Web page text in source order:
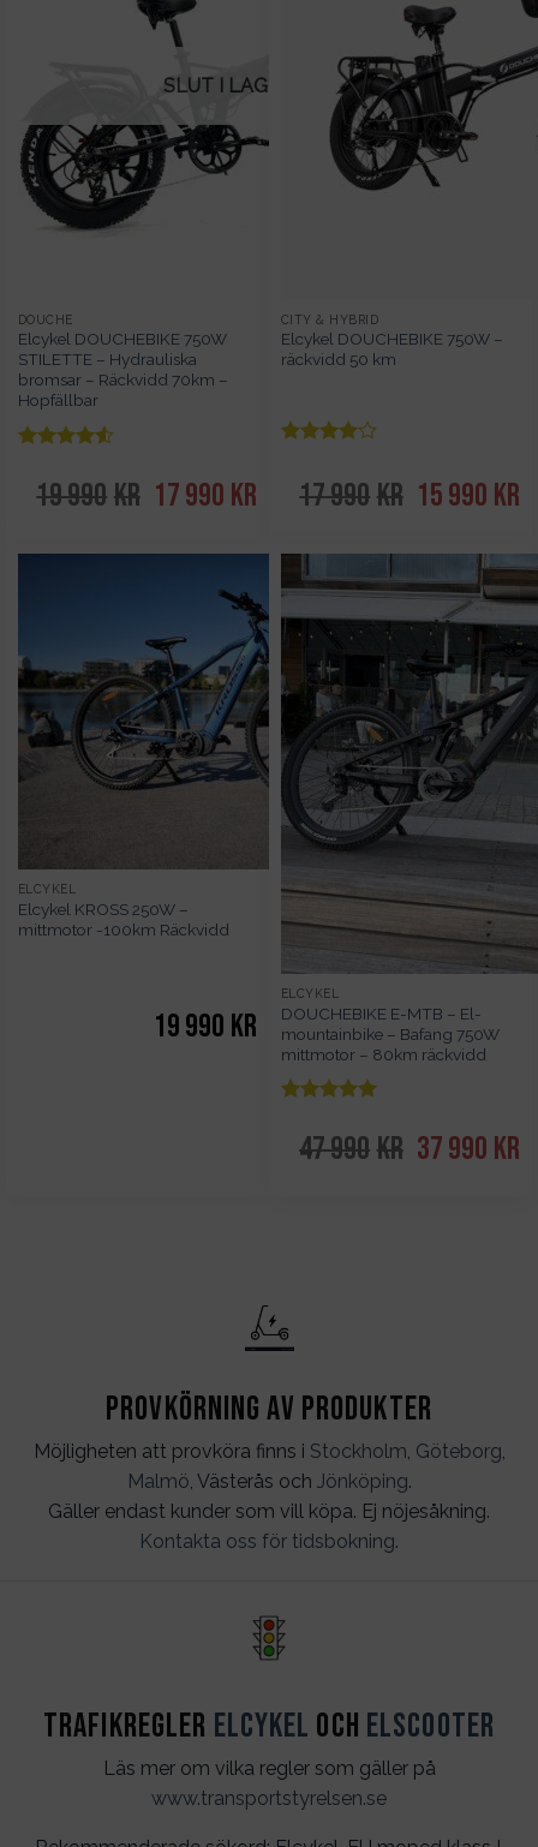
SLUT I LAGER
DOUCHE
Elcykel DOUCHEBIKE 750W
STILETTE – Hydrauliska
bromsar – Räckvidd 70km –
Hopfällbar
av 5
19 990kr Det
ursprungliga
var:
17 990 kr nuvarande
är:
990kr.
CITY & HYBRID
Elcykel DOUCHEBIKE 750W –
räckvidd 50 km
av 5
17 990kr Det
ursprungliga
var:
17
990kr.
15 990 kr
15
ELCYKEL
Elcykel KROSS 250W –
mittmotor -100km Räckvidd
19 990 kr
ELCYKEL
DOUCHEBIKE E-MTB – El-
mountainbike – Bafang 750W
mittmotor – 80km räckvidd
av 5
47 990kr Det
ursprungliga
37 990 kr
Provkörning av produkter
Möjligheten att provköra finns i Stockholm, Göteborg,
Malmö, Västerås och Jönköping.
Gäller endast kunder som vill köpa. Ej nöjesåkning.
Kontakta oss för tidsbokning.
Trafikregler Elcykel och Elscooter
Läs mer om vilka regler som gäller på
www.transportstyrelsen.se